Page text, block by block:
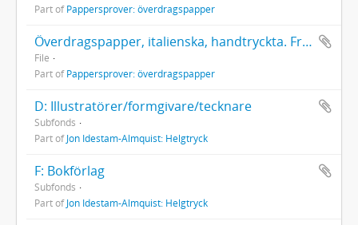
Part ofPappersprover: överdragspapper
Överdragspapper, italienska, handtryckta. Från Enheten för bevarandes lager 2008
File
Part ofPappersprover: överdragspapper
D: Illustratörer/formgivare/tecknare
Subfonds
Part ofJon Idestam-Almquist: Helgtryck
F: Bokförlag
Subfonds
Part ofJon Idestam-Almquist: Helgtryck